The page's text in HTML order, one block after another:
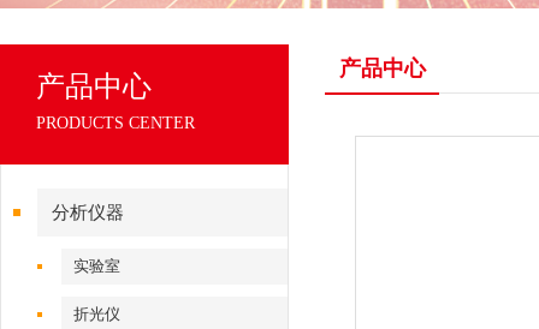
产品中心
PRODUCTS CENTER
分析仪器
实验室
折光仪
产品中心